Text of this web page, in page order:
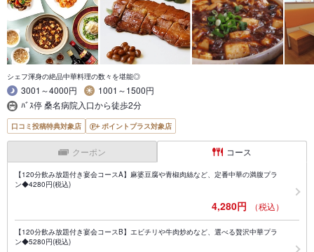
シェフ渾身の絶品中華料理の数々を堪能◎
3001～4000円
1001～1500円
ﾊﾞｽ停 桑名病院入口から徒歩2分
口コミ投稿特典対象店 ポイントプラス対象店
クーポン コース
【120分飲み放題付き宴会コースA】麻婆豆腐や青椒肉絲など、定番中華の満腹プラ
ン◆4280円(税込)
4,280円 （税込）
【120分飲み放題付き宴会コースB】エビチリや牛肉炒めなど、選べる贅沢中華プラ
ン◆5280円(税込)